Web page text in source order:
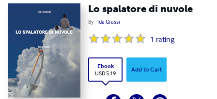
Lo spalatore di nuvole
By Ida Grassi
1 rating
Ebook
USD 5.19
Add to Cart